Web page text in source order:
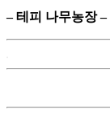
– 테피 나무농장 –